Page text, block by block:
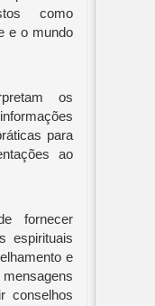
como
e o mundo
os
para
ao
fornecer
espirituais
e
conselhos